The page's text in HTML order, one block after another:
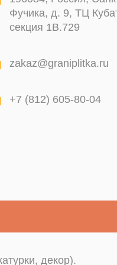
Фучика, д. 9, ТЦ
секция 1В.729
zakaz@graniplitka.ru
+7 (812) 605-80-04
декор).